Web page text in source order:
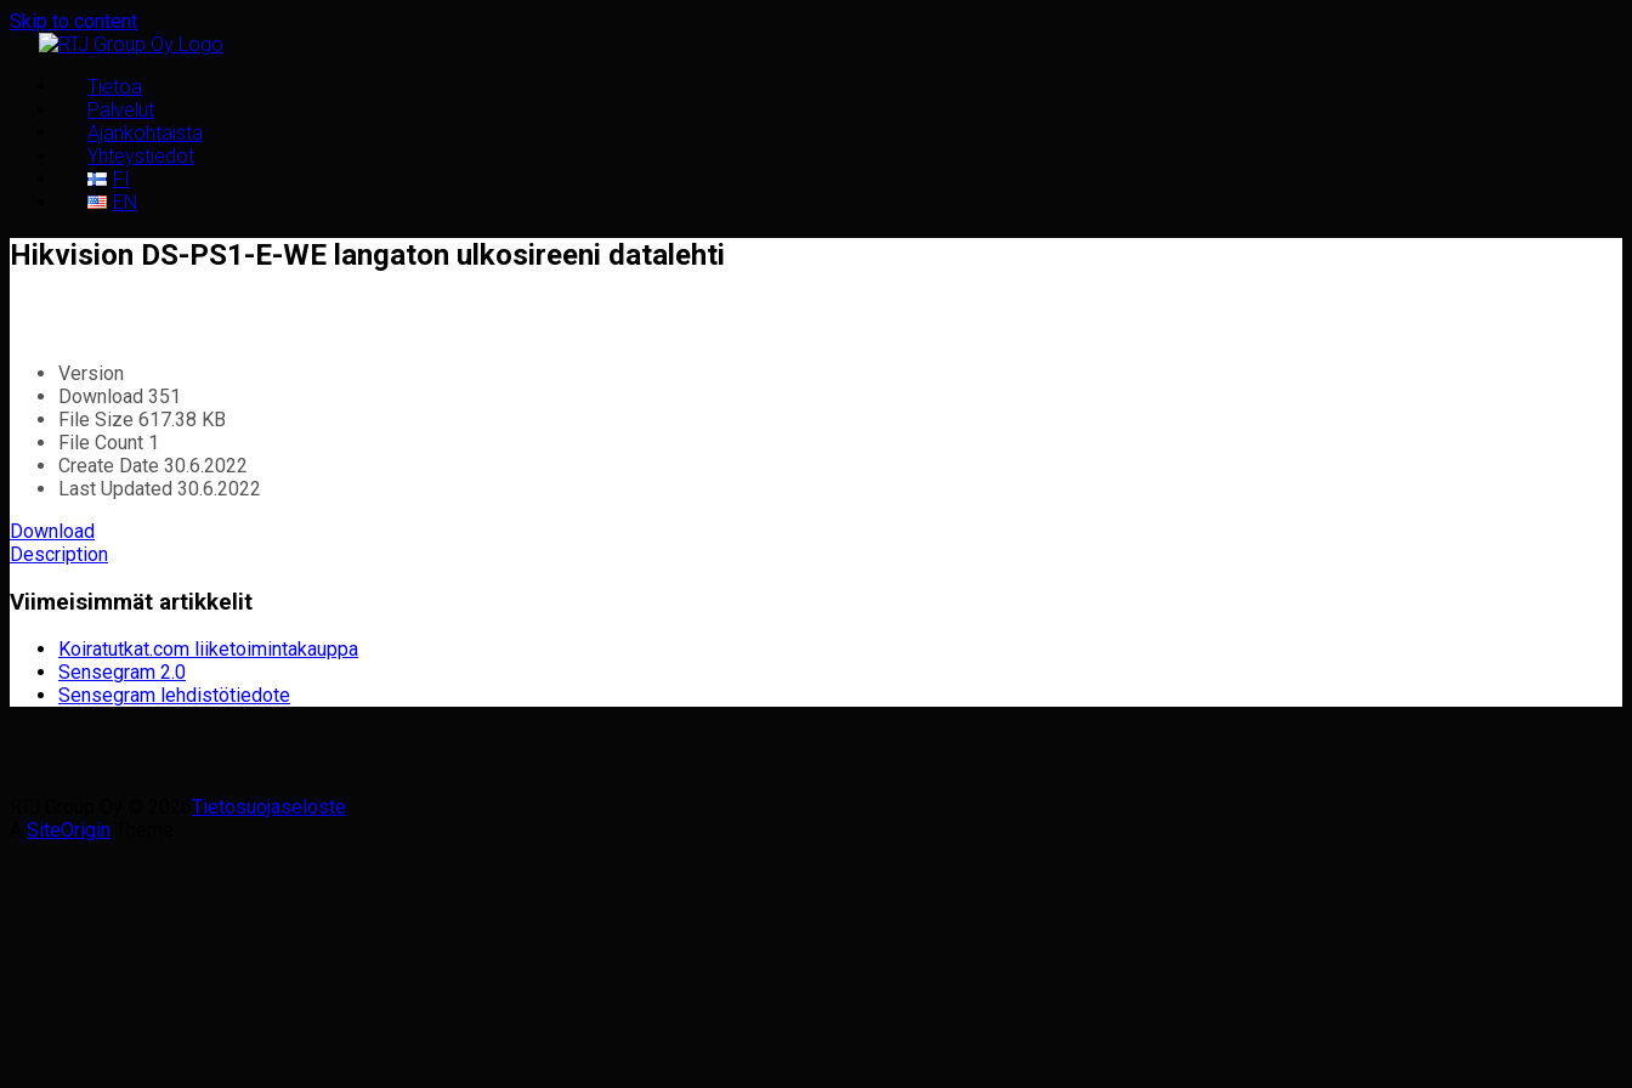
Skip to content
Tietoa
Palvelut
Ajankohtaista
Yhteystiedot
FI
EN
Hikvision DS-PS1-E-WE langaton ulkosireeni datalehti
Version
Download 351
File Size 617.38 KB
File Count 1
Create Date 30.6.2022
Last Updated 30.6.2022
Download
Description
Viimeisimmät artikkelit
Koiratutkat.com liiketoimintakauppa
Sensegram 2.0
Sensegram lehdistötiedote
Tietosuojaseloste
SiteOrigin